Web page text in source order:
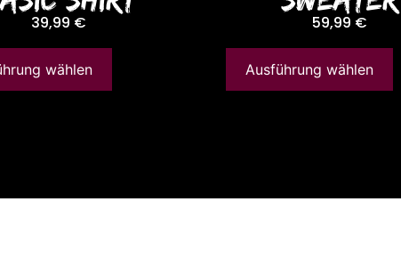
39,99 €
wählen
59,99 €
Ausführung wählen